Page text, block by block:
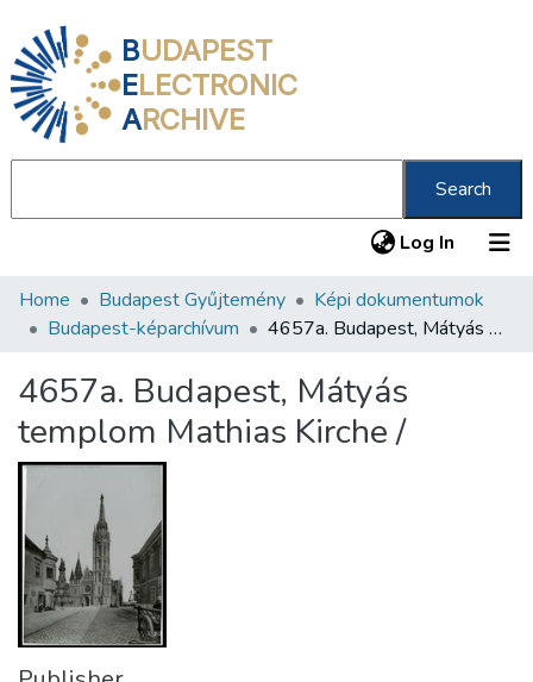
BUDAPEST
ELECTRONIC
ARCHIVE
Search
Log In (current)
Communities & Collections
Statistics
About us
Home Budapest Gyűjtemény
Képi dokumentumok
Budapest-képarchívum
4657a. Budapest, Mátyás templom Mathias Kirche /
4657a. Budapest, Mátyás
templom Mathias Kirche /